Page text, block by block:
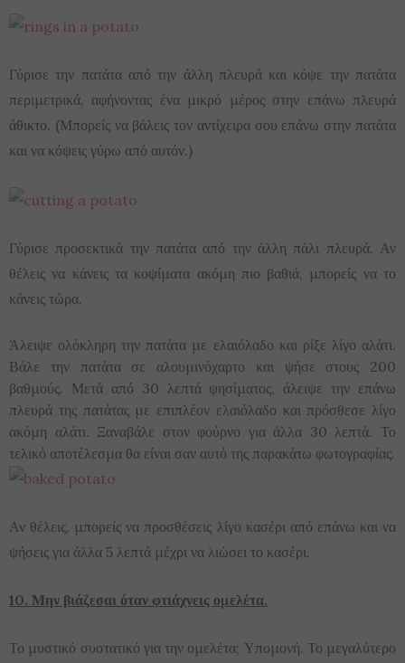
Γύρισε την πατάτα από την άλλη πλευρά και κόψε την πατάτα
περιμετρικά, αφήνοντας ένα μικρό μέρος στην επάνω πλευρά
άθικτο. (Μπορείς να βάλεις τον αντίχειρα σου επάνω στην πατάτα
και να κόψεις γύρω από αυτόν.)
Γύρισε προσεκτικά την πατάτα από την άλλη πάλι πλευρά. Αν
θέλεις να κάνεις τα κοψίματα ακόμη πιο βαθιά, μπορείς να το
κάνεις τώρα.
Άλειψε ολόκληρη την πατάτα με ελαιόλαδο και ρίξε λίγο αλάτι.
Βάλε την πατάτα σε αλουμινόχαρτο και ψήσε στους 200
βαθμούς. Μετά από 30 λεπτά ψησίματος, άλειψε την επάνω
πλευρά της πατάτας με επιπλέον ελαιόλαδο και πρόσθεσε λίγο
ακόμη αλάτι. Ξαναβάλε στον φούρνο για άλλα 30 λεπτά. Το
τελικό αποτέλεσμα θα είναι σαν αυτό της παρακάτω φωτογραφίας.
Αν θέλεις, μπορείς να προσθέσεις λίγο κασέρι από επάνω και να
ψήσεις για άλλα 5 λεπτά μέχρι να λιώσει το κασέρι.
10. Μην βιάζεσαι όταν φτιάχνεις ομελέτα.
Το μυστικό συστατικό για την ομελέτα; Υπομονή. Το μεγαλύτερο